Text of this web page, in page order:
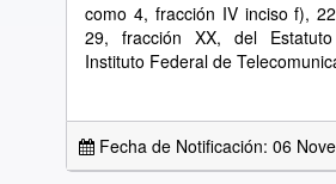
como 4, fracción IV inciso f),
29, fracción XX, del
Instituto Federal de
Fecha de Notificación: 06